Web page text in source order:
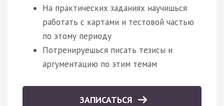
На практических заданиях научишься
работать с картами и тестовой частью
по этому периоду
Потренируешься писать тезисы и
аргументацию по этим темам
ЗАПИСАТЬСЯ